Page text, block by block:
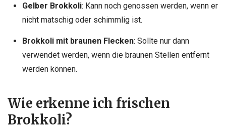
Gelber Brokkoli: Kann noch genossen werden, wenn er
nicht matschig oder schimmlig ist.
Brokkoli mit braunen Flecken: Sollte nur dann
verwendet werden, wenn die braunen Stellen entfernt
werden können.
Wie erkenne ich frischen
Brokkoli?